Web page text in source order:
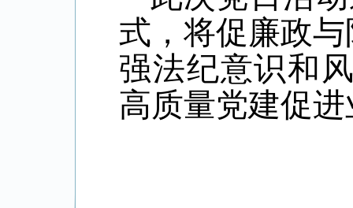
式，将促廉政
强法纪意识和
高质量党建促进